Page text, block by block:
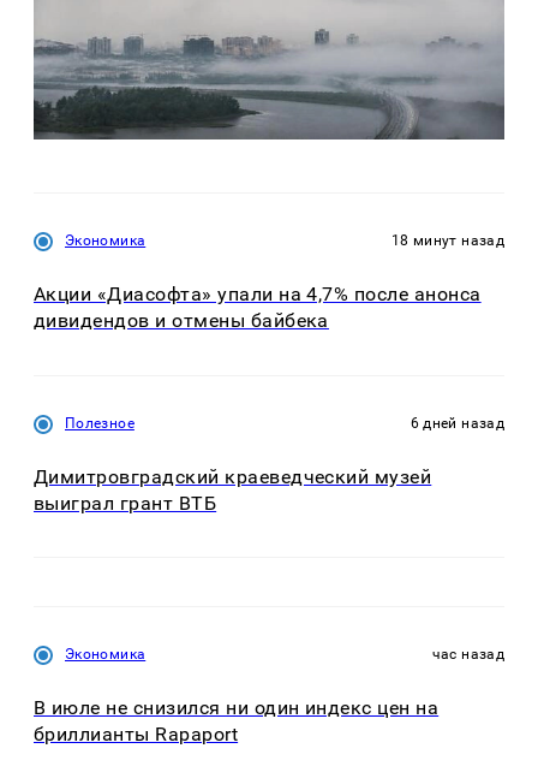
Экономика 18 минут назад
Акции «Диасофта» упали на 4,7% после анонса
дивидендов и отмены байбека
Полезное 6 дней назад
Димитровградский краеведческий музей
выиграл грант ВТБ
Экономика час назад
В июле не снизился ни один индекс цен на
бриллианты Rapaport